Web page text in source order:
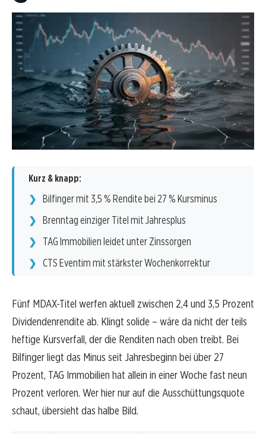
Kurz & knapp:
Bilfinger mit 3,5 % Rendite bei 27 % Kursminus
Brenntag einziger Titel mit Jahresplus
TAG Immobilien leidet unter Zinssorgen
CTS Eventim mit stärkster Wochenkorrektur
Fünf MDAX-Titel werfen aktuell zwischen 2,4 und 3,5 Prozent
Dividendenrendite ab. Klingt solide – wäre da nicht der teils
heftige Kursverfall, der die Renditen nach oben treibt. Bei
Bilfinger liegt das Minus seit Jahresbeginn bei über 27
Prozent, TAG Immobilien hat allein in einer Woche fast neun
Prozent verloren. Wer hier nur auf die Ausschüttungsquote
schaut, übersieht das halbe Bild.